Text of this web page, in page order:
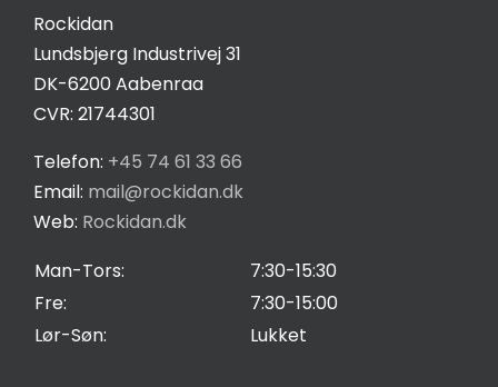
Rockidan
Lundsbjerg Industrivej 31
DK-6200 Aabenraa
CVR: 21744301
Telefon: +45 74 61 33 66
Email: mail@rockidan.dk
Web: Rockidan.dk
Man-Tors:
7:30-15:30
Fre:
7:30-15:00
Lør-Søn:
Lukket
Salgs- og leveringsbetingelser
Privatlivspolitik
Cookie Indstilling